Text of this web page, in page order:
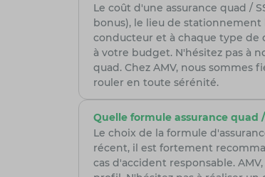
Le coût d'une assurance quad /
bonus), le lieu de
conducteur et à chaque type de
à votre budget. N'hésitez pas à
quad. Chez AMV, nous sommes
rouler en toute sérénité.
Quelle formule assurance quad /
Le choix de la formule
récent, il est fortement
cas d'accident responsable.